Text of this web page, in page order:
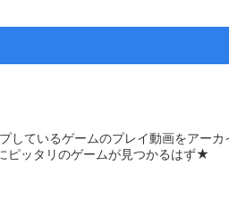
しているゲームのプレイ動画をアー
ピッタリのゲームが見つかるはず★